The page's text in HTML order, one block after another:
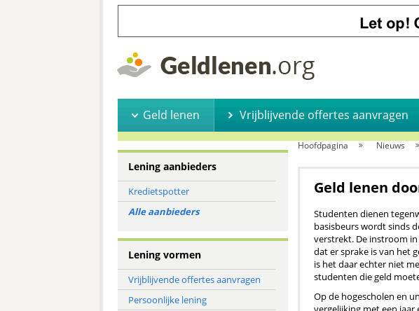
Geld lenen Vrijblijvende offertes aanvragen
Lening aanbieders
Kredietspotter
Alle aanbieders
Lening vormen
Vrijblijvende offertes aanvragen
Persoonlijke lening
Hoofdpagina Nieuws
Geld lenen
Studenten dienen
basisbeurs wordt sinds
verstrekt. De instroom
dat er sprake is van het
is het daar echter niet
studenten die geld
Op de hogescholen en